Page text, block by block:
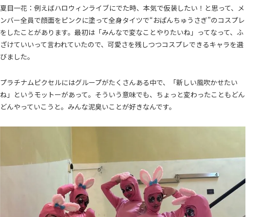
夏目一花：例えばハロウィンライブにでた時、本気で仮装したい！と思って、メ
ンバー全員で顔面をピンクに塗って全身タイツで“おぱんちゅうさぎ”のコスプレ
をしたことがあります。最初は「みんなで変なことやりたいね」ってなって、ふ
ざけていいって言われていたので、可愛さを残しつつコスプレできるキャラを選
びました。
プラチナムピクセルにはグループがたくさんある中で、「新しい風吹かせたい
ね」というモットーがあって。そういう意味でも、ちょっと変わったこともどん
どんやっていこうと。みんな泥臭いことが好きなんです。